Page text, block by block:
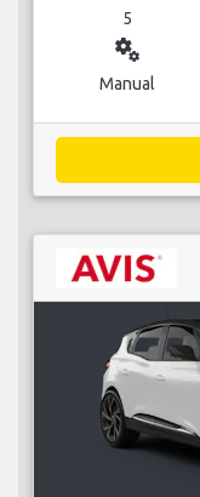
5
miscellaneous_services
Manual